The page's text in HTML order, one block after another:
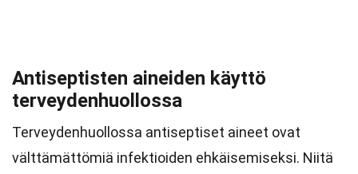
Antiseptisten aineiden käyttö
terveydenhuollossa
Terveydenhuollossa antiseptiset aineet ovat
välttämättömiä infektioiden ehkäisemiseksi. Niitä